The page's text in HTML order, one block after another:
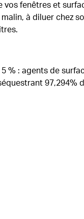
fenêtres et
à diluer chez
% : agents de
97,294%